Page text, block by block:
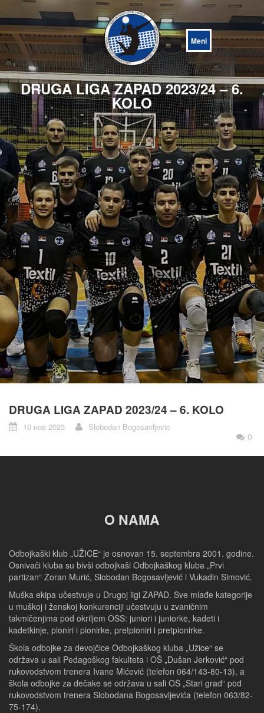
Open
Menu
DRUGA LIGA ZAPAD 2023/24 – 6.
KOLO
DRUGA LIGA ZAPAD 2023/24 – 6. KOLO
10 нов 2023 Slobodan Bogosavljevic
0
O NAMA
Odbojkaški klub „UŽICE“ je osnovan 15. septembra 2001. godine.
Osnivači kluba su bivši odbojkaši Odbojkaškog kluba „Prvi
partizan“ Zoran Murić, Slobodan Bogosavljević i Vukadin Simović.
Muška ekipa učestvuje u Drugoj ligi ZAPAD. Sve mlađe kategorije
u muškoj i ženskoj konkurenciji učestvuju u zvaničnim
takmičenjima pod okriljem OSS: juniori i juniorke, kadeti i
kadetkinje, pioniri i pionirke, pretpioniri i pretpionirke.
Škola odbojke za devojčice Odbojkaškog kluba „Užice“ se
održava u sali Pedagoškog fakulteta i OŠ „Dušan Jerković“ pod
rukovodstvom trenera Ivane Mićević (telefon 064/143-80-13), a
škola odbojke za dečake se održava u sali OŠ „Stari grad“ pod
rukovodstvom trenera Slobodana Bogosavljevića (telefon 063/82-
75-174).